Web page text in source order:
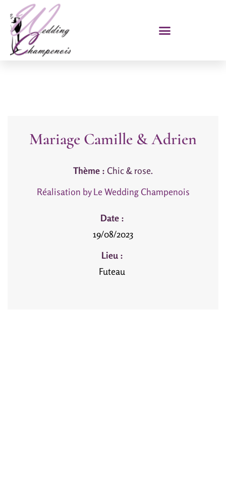
Mariage Camille & Adrien
Thème : Chic & rose.
Réalisation by Le Wedding Champenois
Date :
19/08/2023
Lieu :
Futeau